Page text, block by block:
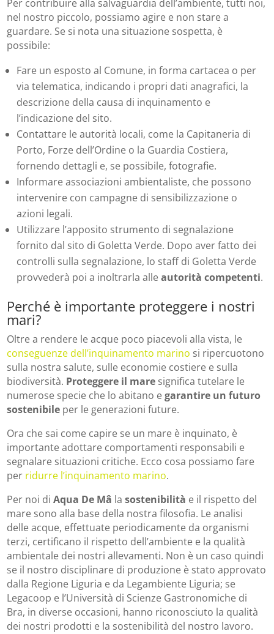
Per contribuire alla salvaguardia dell’ambiente, tutti noi,
nel nostro piccolo, possiamo agire e non stare a
guardare. Se si nota una situazione sospetta, è
possibile:
Fare un esposto al Comune, in forma cartacea o per
via telematica, indicando i propri dati anagrafici, la
descrizione della causa di inquinamento e
l’indicazione del sito.
Contattare le autorità locali, come la Capitaneria di
Porto, Forze dell’Ordine o la Guardia Costiera,
fornendo dettagli e, se possibile, fotografie.
Informare associazioni ambientaliste, che possono
intervenire con campagne di sensibilizzazione o
azioni legali.
Utilizzare l’apposito strumento di segnalazione
fornito dal sito di Goletta Verde. Dopo aver fatto dei
controlli sulla segnalazione, lo staff di Goletta Verde
provvederà poi a inoltrarla alleautorità competenti.
Perché è importante proteggere i nostri
mari?
Oltre a rendere le acque poco piacevoli alla vista, le
conseguenze dell’inquinamento marino si ripercuotono
sulla nostra salute, sulle economie costiere e sulla
biodiversità. Proteggere il mare significa tutelare le
numerose specie che lo abitano egarantire un futuro
sostenibile per le generazioni future.
Ora che sai come capire se un mare è inquinato, è
importante adottare comportamenti responsabili e
segnalare situazioni critiche. Ecco cosa possiamo fare
per ridurre l’inquinamento marino.
Per noi diAqua De Mâ lasostenibilità e il rispetto del
mare sono alla base della nostra filosofia. Le analisi
delle acque, effettuate periodicamente da organismi
terzi, certificano il rispetto dell’ambiente e la qualità
ambientale dei nostri allevamenti. Non è un caso quindi
se il nostro disciplinare di produzione è stato approvato
dalla Regione Liguria e da Legambiente Liguria; se
Legacoop e l’Università di Scienze Gastronomiche di
Bra, in diverse occasioni, hanno riconosciuto la qualità
dei nostri prodotti e la sostenibilità del nostro lavoro.